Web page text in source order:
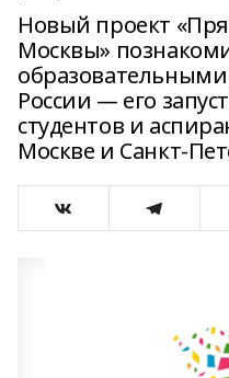
Новый проект
Москвы»
России — его
студентов и
Москве и Санкт-